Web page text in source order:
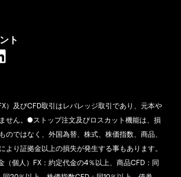
ト
）及びCFD取引はレバレッジ取引であり、元本や
せん。●ストップ注文及びロスカット機能は、損
のではなく、外国為替、株式、株価指数、商品、
より証拠金以上の損失が発生する事もあります。
（個人）FX：約定代金の4％以上、商品CFD：同